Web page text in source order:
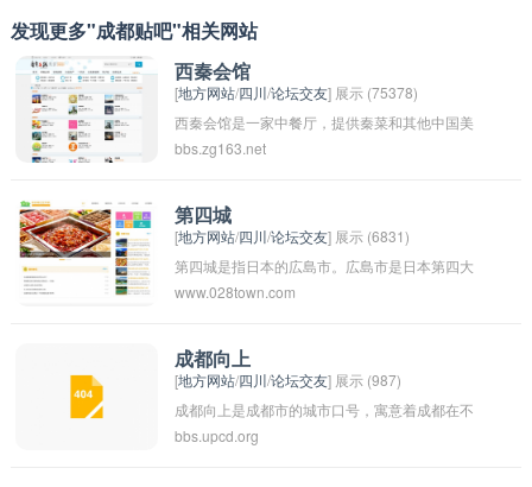
发现更多"成都贴吧"相关网站
西秦会馆
[地方网站/四川/论坛交友] 展示 (75378)
西秦会馆是一家中餐厅，提供秦菜和其他中国美
食。该餐厅可能位于西部地区，在那里人们可以
食文化。西秦会馆可能是一个提供食物和聚会场
所的地方，顾客可以在这里享受美食并与朋友家
人共度愉快时光。
bbs.zg163.net
第四城
[地方网站/四川/论坛交友] 展示 (6831)
第四城是指日本的広島市。広島市是日本第四大
人口城市，也有着重要的历史和文化背景。広島
统的文化，吸引着许多游客前来观光旅游。広島
市也是世界上核爆炸的受害城市之一，広島和平
纪念公园是纪念这段历史的重要场所之一。
www.028town.com
成都向上
[地方网站/四川/论坛交友] 展示 (987)
成都向上是成都市的城市口号，寓意着成都在不
断进步发展、向着更高的目标和更美好的未来努
bbs.upcd.org